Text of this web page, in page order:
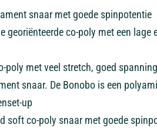
snaar met goede spinpotentie
georiënteerde co-poly met een
poly met veel stretch, goed
snaar. De Bonobo is een
up
soft co-poly snaar met goede